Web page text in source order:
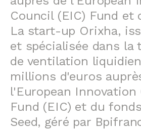
Council (EIC) Fund et
La start-up Orixha,
et spécialisée dans la
de ventilation
millions d'euros
l'European Innovation
Fund (EIC) et du
Seed, géré par